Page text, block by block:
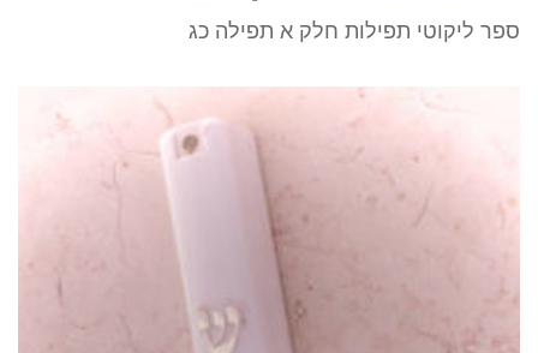
ספר ליקוטי תפילות חלק א תפילה כג